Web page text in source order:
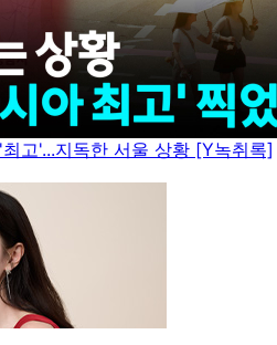
고'...지독한 서울 상황 [Y녹취록]